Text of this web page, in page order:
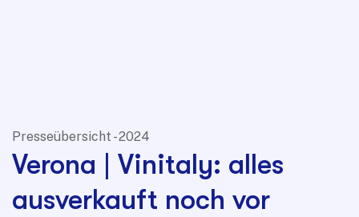
Presseübersicht - 2024
Verona | Vinitaly: alles
ausverkauft noch vor